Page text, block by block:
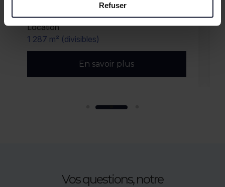
Refuser
Location
1 287 m² (divisibles)
En savoir plus
Vos questions, notre